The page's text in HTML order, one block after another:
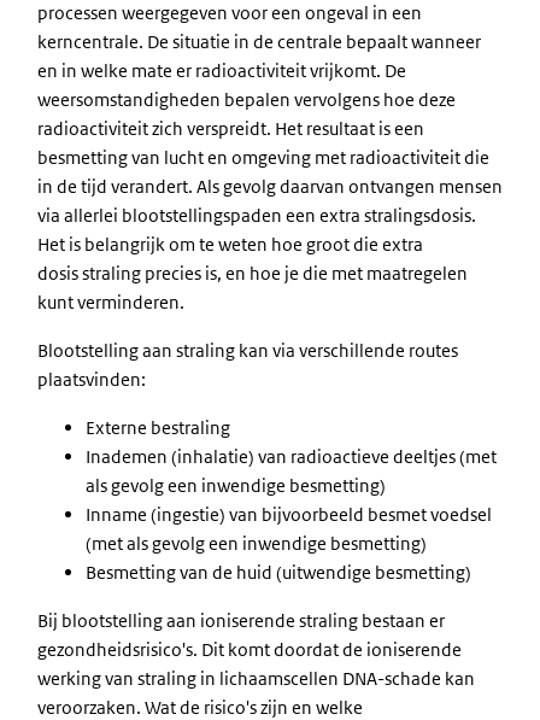
processen weergegeven voor een ongeval in een
kerncentrale. De situatie in de centrale bepaalt wanneer
en in welke mate er radioactiviteit vrijkomt. De
weersomstandigheden bepalen vervolgens hoe deze
radioactiviteit zich verspreidt. Het resultaat is een
besmetting van lucht en omgeving met radioactiviteit die
in de tijd verandert. Als gevolg daarvan ontvangen mensen
via allerlei blootstellingspaden een extra stralingsdosis.
Het is belangrijk om te weten hoe groot die extra
dosis straling precies is, en hoe je die met maatregelen
kunt verminderen.
Blootstelling aan straling kan via verschillende routes
plaatsvinden:
Externe bestraling
Inademen (inhalatie) van radioactieve deeltjes (met
als gevolg een inwendige besmetting)
Inname (ingestie) van bijvoorbeeld besmet voedsel
(met als gevolg een inwendige besmetting)
Besmetting van de huid (uitwendige besmetting)
Bij blootstelling aan ioniserende straling bestaan er
gezondheidsrisico's. Dit komt doordat de ioniserende
werking van straling in lichaamscellen DNA-schade kan
veroorzaken. Wat de risico's zijn en welke